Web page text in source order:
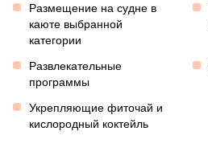
Размещение на судне в
каюте выбранной
категории
Развлекательные
программы
Укрепляющие фиточай и
кислородный коктейль